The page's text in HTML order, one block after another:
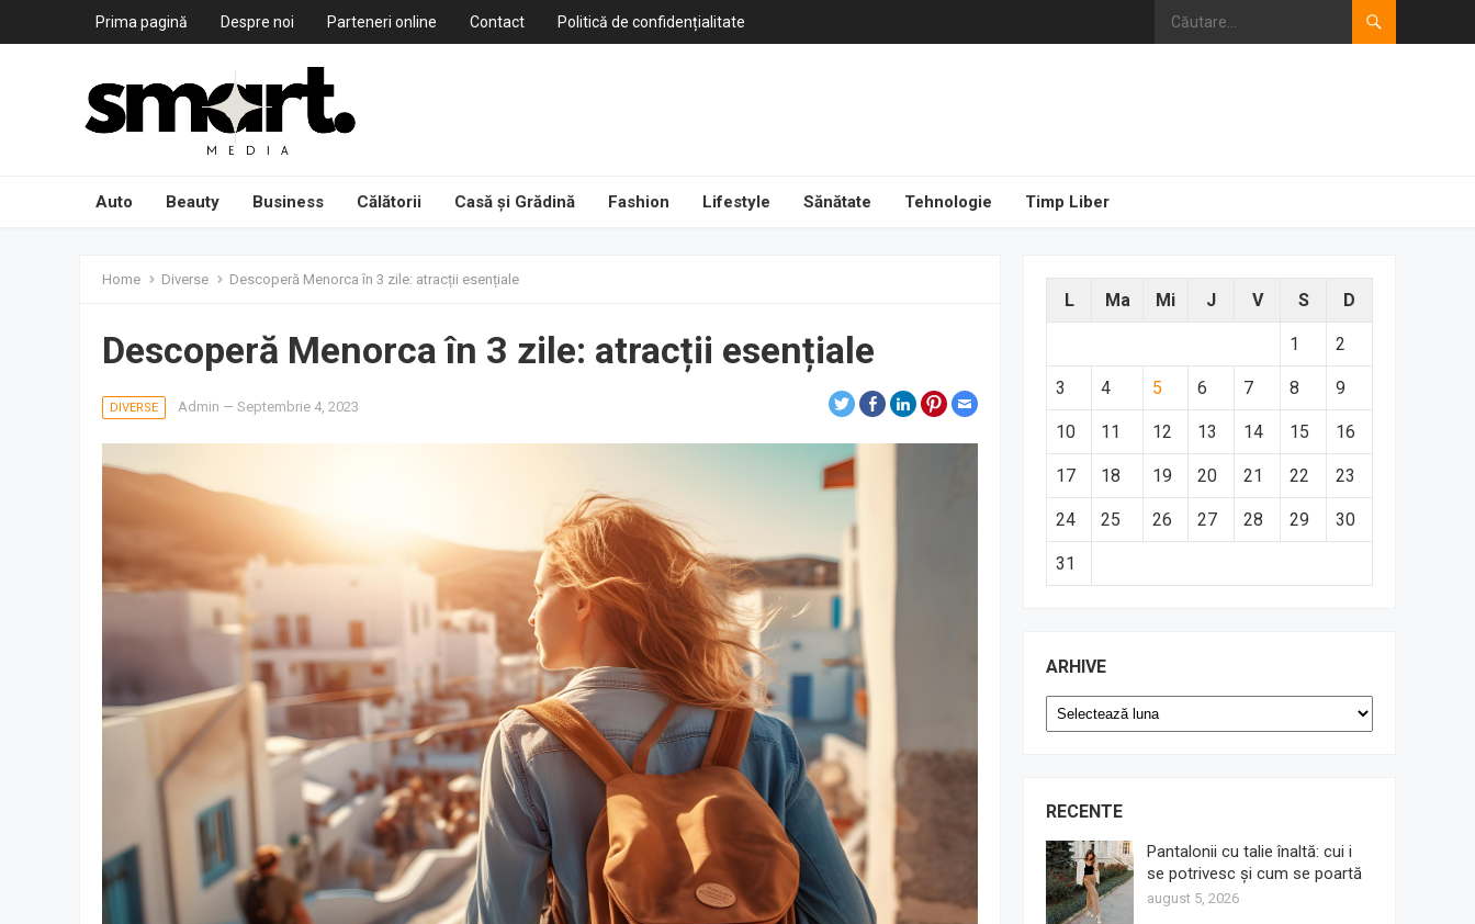
Prima pagină Despre noi Parteneri online Contact Politică de confidențialitate
Auto Beauty Business Călătorii Casă și Grădină Fashion Lifestyle Sănătate Tehnologie Timp Liber
Home Diverse Descoperă Menorca în 3 zile: atracții esențiale
Descoperă Menorca în 3 zile: atracții esențiale
DIVERSE Admin — Septembrie 4, 2023
L Ma Mi J V S D
1 2
3 4 5 6 7 8 9
10 11 12 13 14 15 16
17 18 19 20 21 22 23
24 25 26 27 28 29 30
31
ARHIVE
Arhive
RECENTE
Pantalonii cu talie înaltă: cui i
se potrivesc și cum se poartă
august 5, 2026